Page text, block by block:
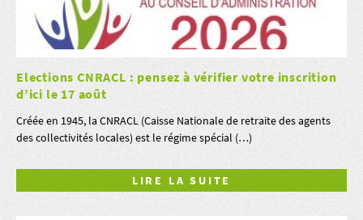
Elections CNRACL : pensez à vérifier votre inscrition
d’ici le 17 août
Créée en 1945, la CNRACL (Caisse Nationale de retraite des agents
des collectivités locales) est le régime spécial (…)
LIRE LA SUITE